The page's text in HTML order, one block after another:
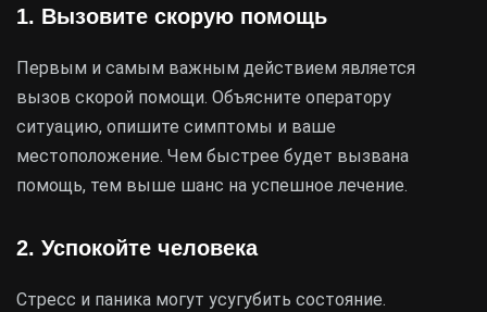
1. Вызовите скорую помощь
Первым и самым важным действием является
вызов скорой помощи. Объясните оператору
ситуацию, опишите симптомы и ваше
местоположение. Чем быстрее будет вызвана
помощь, тем выше шанс на успешное лечение.
2. Успокойте человека
Стресс и паника могут усугубить состояние.